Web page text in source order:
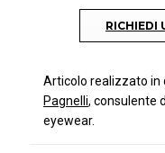
RICHIEDI
Articolo realizzato in
Pagnelli, consulente
eyewear.